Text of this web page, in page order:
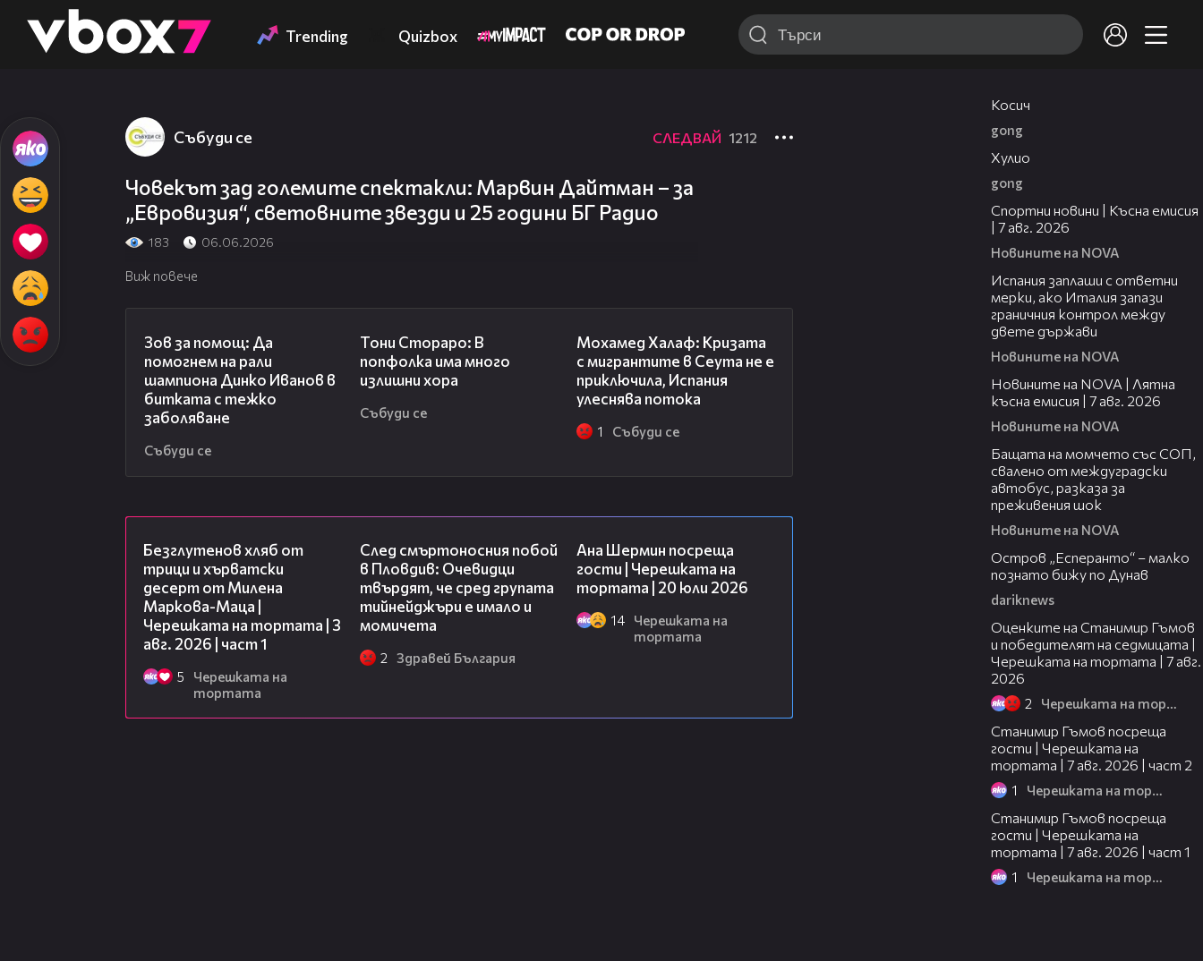
👾 Trending Quizbox
Събуди се СЛЕДВАЙ 1212
Човекът зад големите спектакли: Марвин Дайтман – за
„Евровизия“, световните звезди и 25 години БГ Радио
183 06.06.2026
Виж повече
Зов за помощ: Да
помогнем на рали
шампиона Динко Иванов в
битката с тежко
заболяване
Събуди се
Тони Стораро: В
попфолка има много
излишни хора
Събуди се
Мохамед Халаф: Кризата
с мигрантите в Сеута не е
приключила, Испания
улеснява потока
1 Събуди се
Безглутенов хляб от
трици и хърватски
десерт от Милена
Маркова-Маца |
Черешката на тортата | 3
авг. 2026 | част 1
5
Черешката на
тортата
След смъртоносния побой
в Пловдив: Очевидци
твърдят, че сред групата
тийнейджъри е имало и
момичета
2 Здравей България
Ана Шермин посреща
гости | Черешката на
тортата | 20 юли 2026
14
Черешката на
тортата
Косич
gong
Хулио
gong
Спортни новини | Късна емисия
| 7 авг. 2026
Новините на NOVA
Испания заплаши с ответни
мерки, ако Италия запази
граничния контрол между
двете държави
Новините на NOVA
Новините на NOVA | Лятна
късна емисия | 7 авг. 2026
Новините на NOVA
Бащата на момчето със СОП,
свалено от междуградски
автобус, разказа за
преживения шок
Новините на NOVA
Остров „Есперанто“ – малко
познато бижу по Дунав
dariknews
Оценките на Станимир Гъмов
и победителят на седмицата |
Черешката на тортата | 7 авг.
2026
2 Черешката на тортата
Станимир Гъмов посреща
гости | Черешката на
тортата | 7 авг. 2026 | част 2
1 Черешката на тортата
Станимир Гъмов посреща
гости | Черешката на
тортата | 7 авг. 2026 | част 1
1 Черешката на тортата